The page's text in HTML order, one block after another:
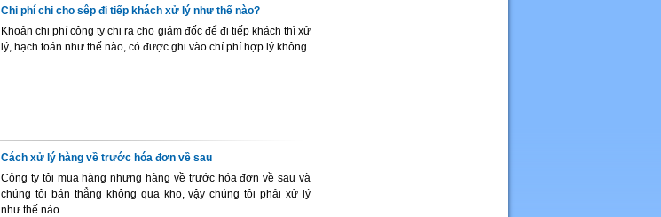
Chi phí chi cho sêp đi tiếp khách xử lý như thế nào?
Khoản chi phí công ty chi ra cho giám đốc để đi tiếp khách thì xử
lý, hạch toán như thế nào, có được ghi vào chí phí hợp lý không
Cách xử lý hàng về trước hóa đơn về sau
Công ty tôi mua hàng nhưng hàng về trước hóa đơn về sau và
chúng tôi bán thẳng không qua kho, vậy chúng tôi phải xử lý
như thế nào